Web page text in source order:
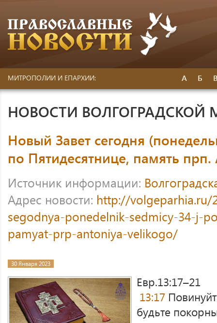
МИТРОПОЛИИ И ЕПАРХИИ: А Б
НОВОСТИ
Новый Завет сегодня
по Пятидесятнице, память
Источник информации:
Адрес новости: http://volgeparhia.ru/
segodnya-ponedelnik-sedmicy-34-j-
pamyat-prp-antoniya-velikogo/
30 Января 2023
Евр.13:17–21
13:17
будьте